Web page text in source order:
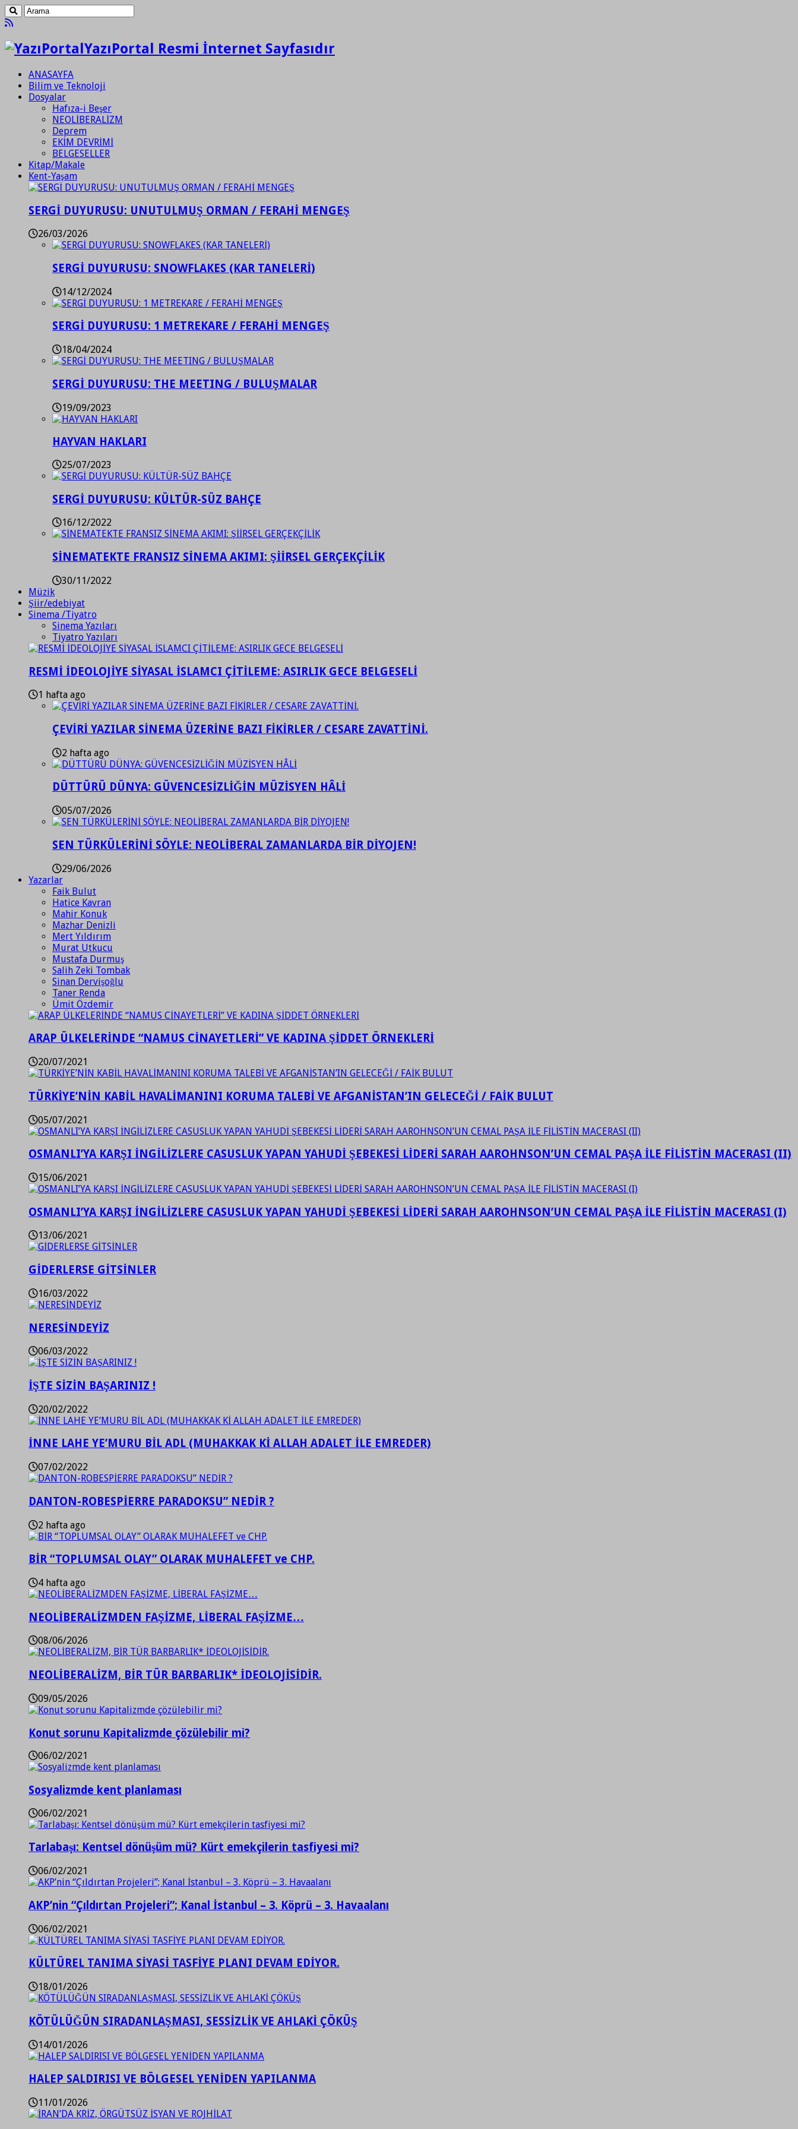
YazıPortal Resmi İnternet Sayfasıdır
ANASAYFA
Bilim ve Teknoloji
Dosyalar
Hafıza-i Beşer
NEOLİBERALİZM
Deprem
EKİM DEVRİMİ
BELGESELLER
Kitap/Makale
Kent-Yaşam
SERGİ DUYURUSU: UNUTULMUŞ ORMAN / FERAHİ MENGEŞ
26/03/2026
SERGİ DUYURUSU: SNOWFLAKES (KAR TANELERİ)
14/12/2024
SERGİ DUYURUSU: 1 METREKARE / FERAHİ MENGEŞ
18/04/2024
SERGİ DUYURUSU: THE MEETING / BULUŞMALAR
19/09/2023
HAYVAN HAKLARI
25/07/2023
SERGİ DUYURUSU: KÜLTÜR-SÜZ BAHÇE
16/12/2022
SİNEMATEKTE FRANSIZ SİNEMA AKIMI: ŞİİRSEL GERÇEKÇİLİK
30/11/2022
Müzik
Şiir/edebiyat
Sinema /Tiyatro
Sinema Yazıları
Tiyatro Yazıları
RESMİ İDEOLOJİYE SİYASAL İSLAMCI ÇİTİLEME: ASIRLIK GECE BELGESELİ
1 hafta ago
ÇEVİRİ YAZILAR SİNEMA ÜZERİNE BAZI FİKİRLER / CESARE ZAVATTİNİ.
2 hafta ago
DÜTTÜRÜ DÜNYA: GÜVENCESİZLİĞİN MÜZİSYEN HÂLİ
05/07/2026
SEN TÜRKÜLERİNİ SÖYLE: NEOLİBERAL ZAMANLARDA BİR DİYOJEN!
29/06/2026
Yazarlar
Faik Bulut
Hatice Kavran
Mahir Konuk
Mazhar Denizli
Mert Yıldırım
Murat Utkucu
Mustafa Durmuş
Salih Zeki Tombak
Sinan Dervişoğlu
Taner Renda
Ümit Özdemir
ARAP ÜLKELERİNDE “NAMUS CİNAYETLERİ” VE KADINA ŞİDDET ÖRNEKLERİ
20/07/2021
TÜRKİYE’NİN KABİL HAVALİMANINI KORUMA TALEBİ VE AFGANİSTAN’IN GELECEĞİ / FAİK BULUT
05/07/2021
OSMANLI’YA KARŞI İNGİLİZLERE CASUSLUK YAPAN YAHUDİ ŞEBEKESİ LİDERİ SARAH AAROHNSON’UN CEMAL PAŞA İLE FİLİSTİN MACERASI (II)
15/06/2021
OSMANLI’YA KARŞI İNGİLİZLERE CASUSLUK YAPAN YAHUDİ ŞEBEKESİ LİDERİ SARAH AAROHNSON’UN CEMAL PAŞA İLE FİLİSTİN MACERASI (I)
13/06/2021
GİDERLERSE GİTSİNLER
16/03/2022
NERESİNDEYİZ
06/03/2022
İŞTE SİZİN BAŞARINIZ !
20/02/2022
İNNE LAHE YE’MURU BİL ADL (MUHAKKAK Kİ ALLAH ADALET İLE EMREDER)
07/02/2022
DANTON-ROBESPİERRE PARADOKSU” NEDİR ?
2 hafta ago
BİR “TOPLUMSAL OLAY” OLARAK MUHALEFET ve CHP.
4 hafta ago
NEOLİBERALİZMDEN FAŞİZME, LİBERAL FAŞİZME…
08/06/2026
NEOLİBERALİZM, BİR TÜR BARBARLIK* İDEOLOJİSİDİR.
09/05/2026
Konut sorunu Kapitalizmde çözülebilir mi?
06/02/2021
Sosyalizmde kent planlaması
06/02/2021
Tarlabaşı: Kentsel dönüşüm mü? Kürt emekçilerin tasfiyesi mi?
06/02/2021
AKP’nin “Çıldırtan Projeleri”; Kanal İstanbul – 3. Köprü – 3. Havaalanı
06/02/2021
KÜLTÜREL TANIMA SİYASİ TASFİYE PLANI DEVAM EDİYOR.
18/01/2026
KÖTÜLÜĞÜN SIRADANLAŞMASI, SESSİZLİK VE AHLAKİ ÇÖKÜŞ
14/01/2026
HALEP SALDIRISI VE BÖLGESEL YENİDEN YAPILANMA
11/01/2026